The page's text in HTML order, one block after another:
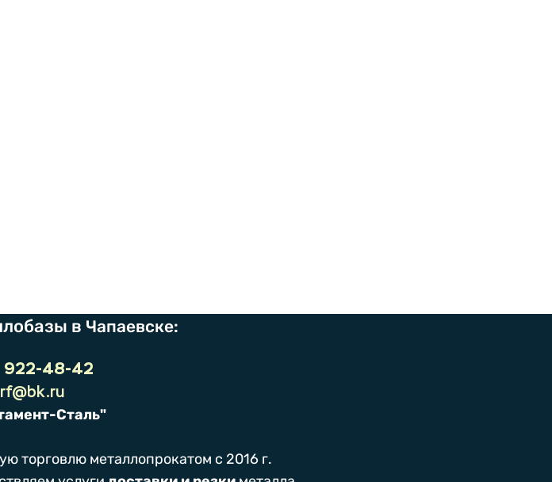
в Чапаевске:
922-48-42
Сталь"
торговлю металлопрокатом с 2016 г.